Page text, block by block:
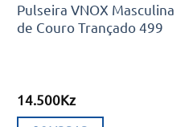
Pulseira VNOX Masculina
de Couro Trançado 499
14.500Kz